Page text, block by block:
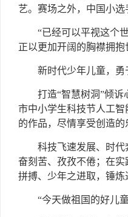
艺。赛场之外，中国小
“已经可以平视这个
正以更加开阔的胸襟拥
新时代少年儿童，勇
打造“智慧树洞”倾
市中小学生科技节人工
的作品，尽情享受创造的
科技飞速发展、时
奋刻苦、孜孜不倦；在
拼搏、少年之进取，锤
“今天做祖国的好儿